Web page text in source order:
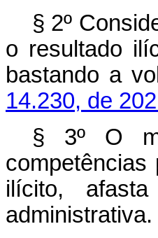
§ 2º
o resultado
bastando a
14.230, de
§ 3º O
competências
ilícito,